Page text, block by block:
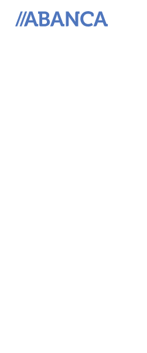
ABANCA